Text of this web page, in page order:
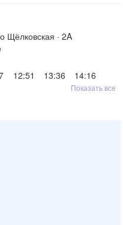
Щёлковская · 2A
12:51 13:36
14:16
Показать все